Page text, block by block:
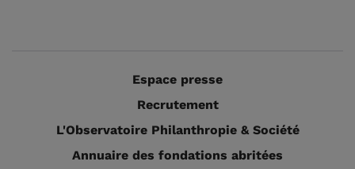
Espace presse
Recrutement
L'Observatoire Philanthropie & Société
Annuaire des fondations abritées